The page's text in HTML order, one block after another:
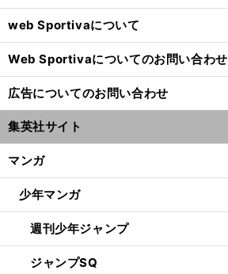
web Sportivaについて
Web Sportivaについてのお問い合わせ
広告についてのお問い合わせ
集英社サイト
マンガ
少年マンガ
週刊少年ジャンプ
ジャンプSQ